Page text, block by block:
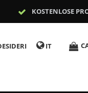
KOSTENLOSE
IT